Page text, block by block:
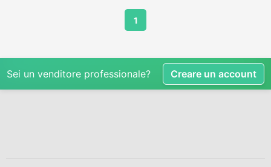
1
Sei un venditore professionale? Creare un account